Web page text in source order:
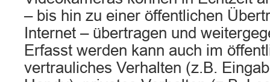
– bis hin zu einer öffentlichen
Internet – übertragen und
Erfasst werden kann auch im
vertrauliches Verhalten (z.B.